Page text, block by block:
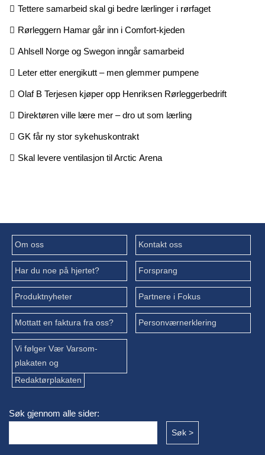
Tettere samarbeid skal gi bedre lærlinger i rørfaget
Rørleggern Hamar går inn i Comfort-kjeden
Ahlsell Norge og Swegon inngår samarbeid
Leter etter energikutt – men glemmer pumpene
Olaf B Terjesen kjøper opp Henriksen Rørleggerbedrift
Direktøren ville lære mer – dro ut som lærling
GK får ny stor sykehuskontrakt
Skal levere ventilasjon til Arctic Arena
Om oss Kontakt oss
Har du noe på hjertet? Forsprang
Produktnyheter Partnere i Fokus
Mottatt en faktura fra oss? Personværnerklering
Vi følger Vær Varsom-
plakaten og
Redaktørplakaten
Søk gjennom alle sider: